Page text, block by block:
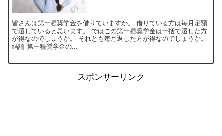
皆さんは第一種奨学金を借りていますか。 借りている方は毎月定額
で還していると思います。 ではこの第一種奨学金は一括で還した方
が得なのでしょうか。 それとも毎月返した方が得なのでしょうか。
結論 第一種奨学金の...
スポンサーリンク